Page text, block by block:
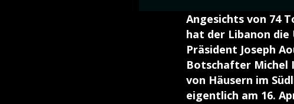
Angesichts von 74
hat der Libanon die
Präsident Joseph
Botschafter Michel
von Häusern im
eigentlich am 16.